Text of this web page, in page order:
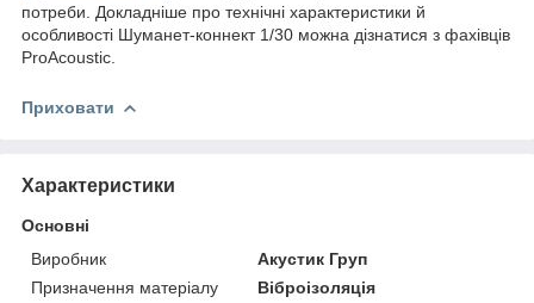
потреби.
Докладніше про технічні характеристики й
особливості Шуманет-коннект 1/30 можна дізнатися з фахівців
ProAcoustic.
Приховати
Характеристики
Основні
Виробник
Акустик Груп
Призначення матеріалу
Віброізоляція